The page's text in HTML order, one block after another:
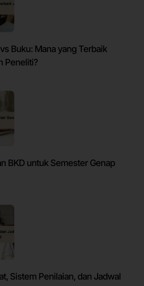
Buku: Mana yang Terbaik
Peneliti?
BKD untuk Semester Genap
Sistem Penilaian, dan Jadwal